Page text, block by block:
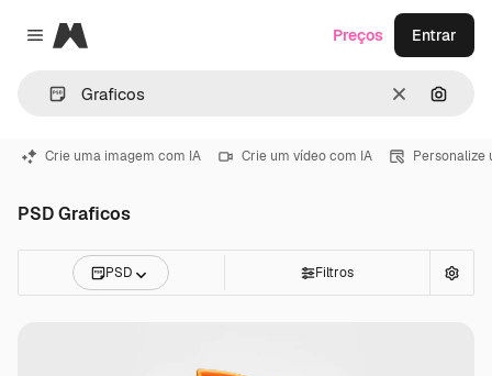
Close menu
Magnific
Limpar
Preços Entrar
Crie uma imagem com IA Crie um vídeo com IA Personalize
PSD Graficos
PSD Filtros